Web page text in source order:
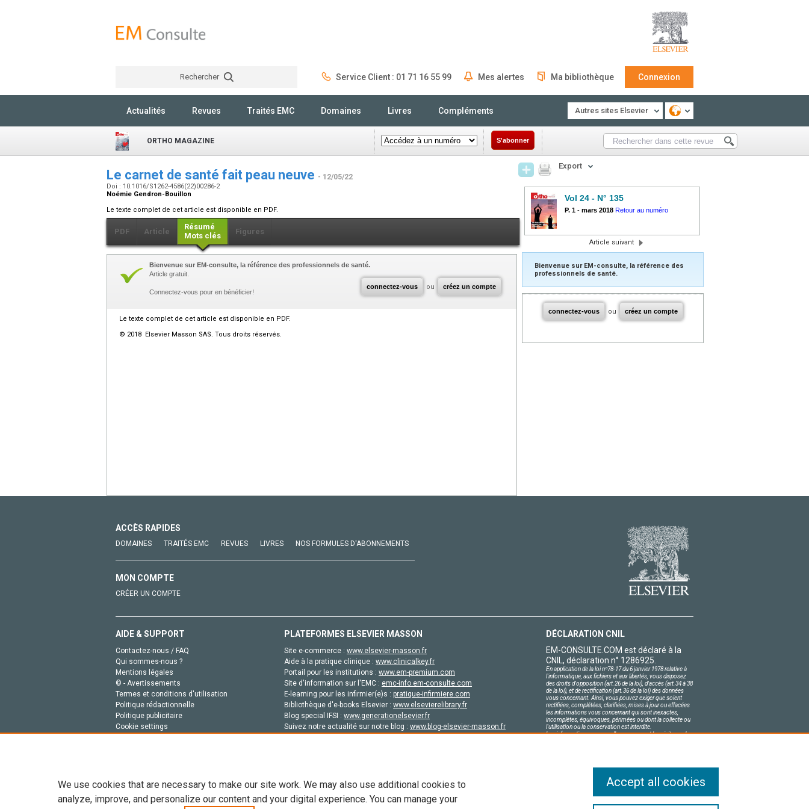
Rechercher Service Client : 01 71 16 55 99 Mes alertes Ma bibliothèque Connexion
Actualités Revues Traités EMC Domaines Livres Compléments Autres sites Elsevier
ORTHO MAGAZINE S'abonner
Le carnet de santé fait peau neuve - 12/05/22
Doi : 10.1016/S1262-4586(22)00286-2
Noémie Gendron-Bouillon
Le texte complet de cet article est disponible en PDF.
PDF Article
Résumé
Mots clés
Figures
connectez-vous ou créez un compte
Bienvenue sur EM-consulte, la référence des professionnels de santé.
Article gratuit.
Connectez-vous pour en bénéficier!
Le texte complet de cet article est disponible en PDF.
© 2018 Elsevier Masson SAS. Tous droits réservés.
Export
Vol 24 - N° 135
P. 1 - mars 2018 Retour au numéro
Article suivant
Bienvenue sur EM-consulte, la référence des
professionnels de santé.
connectez-vous ou créez un compte
ACCÈS RAPIDES
DOMAINES TRAITÉS EMC REVUES LIVRES NOS FORMULES D'ABONNEMENTS
MON COMPTE
CRÉER UN COMPTE
AIDE & SUPPORT
Contactez-nous / FAQ
Qui sommes-nous ?
Mentions légales
© - Avertissements
Termes et conditions d'utilisation
Politique rédactionnelle
Politique publicitaire
Cookie settings
PLATEFORMES ELSEVIER MASSON
Site e-commerce : www.elsevier-masson.fr
Aide à la pratique clinique : www.clinicalkey.fr
Portail pour les institutions : www.em-premium.com
Site d'information sur l'EMC : emc-info.em-consulte.com
E-learning pour les infirmier(e)s : pratique-infirmiere.com
Bibliothèque d'e-books Elsevier : www.elsevierelibrary.fr
Blog special IFSI : www.generationelsevier.fr
Suivez notre actualité sur notre blog : www.blog-elsevier-masson.fr
DÉCLARATION CNIL
EM-CONSULTE.COM est déclaré à la
CNIL, déclaration n° 1286925.
En application de la loi nº78-17 du 6 janvier 1978 relative à
l'informatique, aux fichiers et aux libertés, vous disposez
des droits d'opposition (art.26 de la loi), d'accès (art.34 à 38
de la loi), et de rectification (art.36 de la loi) des données
vous concernant. Ainsi, vous pouvez exiger que soient
rectifiées, complétées, clarifiées, mises à jour ou effacées
les informations vous concernant qui sont inexactes,
incomplètes, équivoques, périmées ou dont la collecte ou
l'utilisation ou la conservation est interdite.
Les informations personnelles concernant les visiteurs de
We use cookies that are necessary to make our site work. We may also use additional cookies to
analyze, improve, and personalize our content and your digital experience. You can manage your
Accept all cookies